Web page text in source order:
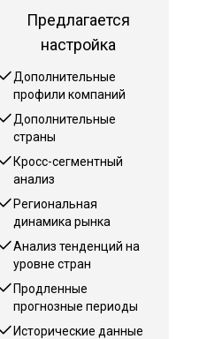
Предлагается
настройка
Дополнительные
профили компаний
Дополнительные
страны
Кросс-сегментный
анализ
Региональная
динамика рынка
Анализ тенденций на
уровне стран
Продленные
прогнозные периоды
Исторические данные